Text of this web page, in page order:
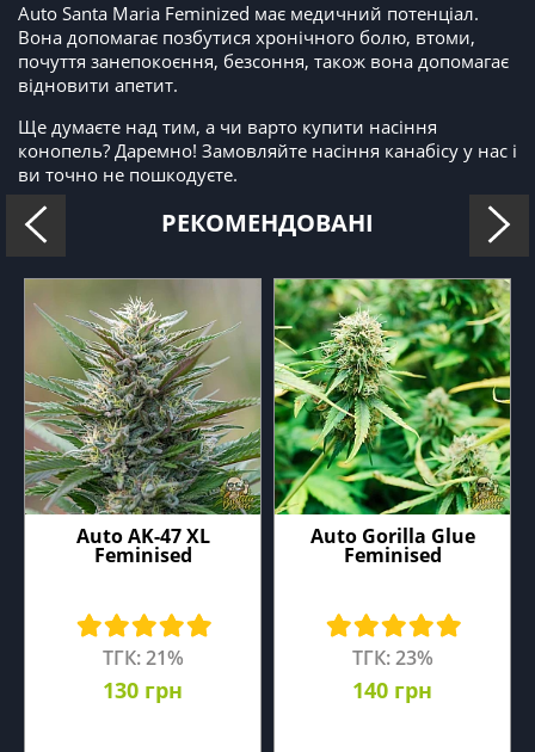
Auto Santa Maria Feminized має медичний потенціал.
Вона допомагає позбутися хронічного болю, втоми,
почуття занепокоєння, безсоння, також вона допомагає
відновити апетит.
Ще думаєте над тим, а чи варто купити насіння
конопель? Даремно! Замовляйте насіння канабісу у нас і
ви точно не пошкодуєте.
РЕКОМЕНДОВАНІ
Auto AK-47 XL
Feminised
ТГК: 21%
130 грн
Auto Gorilla Glue
Feminised
ТГК: 23%
140 грн